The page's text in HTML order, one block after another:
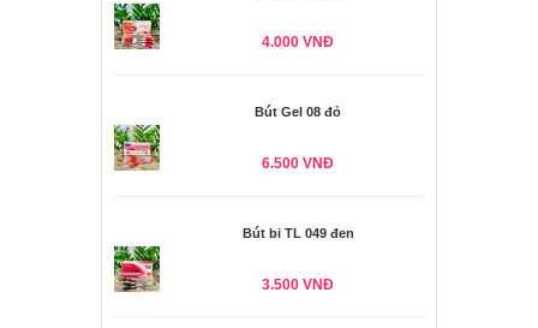
4.000 VNĐ
Bút Gel 08 đỏ
6.500 VNĐ
Bút bi TL 049 đen
3.500 VNĐ